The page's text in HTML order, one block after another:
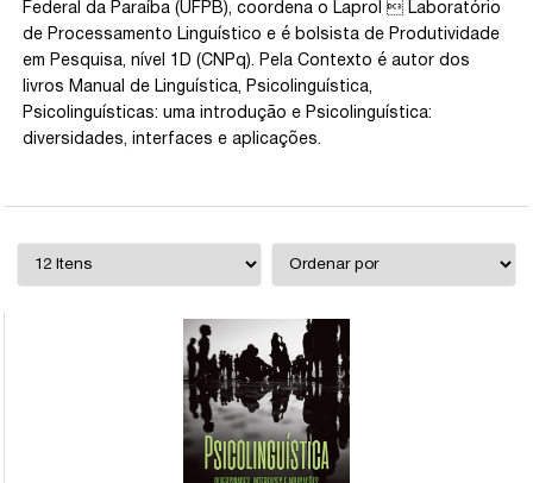
Federal da Paraíba (UFPB), coordena o Laprol  Laboratório
de Processamento Linguístico e é bolsista de Produtividade
em Pesquisa, nível 1D (CNPq). Pela Contexto é autor dos
livros Manual de Linguística, Psicolinguística,
Psicolinguísticas: uma introdução e Psicolinguística:
diversidades, interfaces e aplicações.